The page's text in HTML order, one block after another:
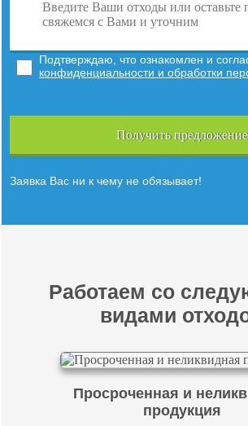
Подтверждаю, что ознакомлен и
конфиденциальности и обработки
Получить предложение
Заявка Вас ни к чему не обязывает!
Работаем со
видами
Просроченная и
продукция